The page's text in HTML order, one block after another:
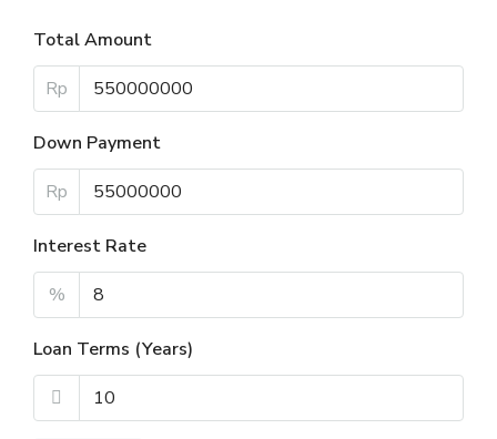
Total Amount
Rp
Down Payment
Rp
Interest Rate
%
Loan Terms (Years)